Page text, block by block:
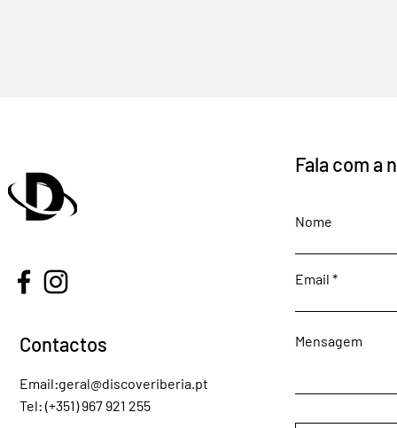
Contactos
Email:geral@discoveriberia.pt
Tel: (+351) 967 921 255
Fala com a
Nome
Email
Mensagem